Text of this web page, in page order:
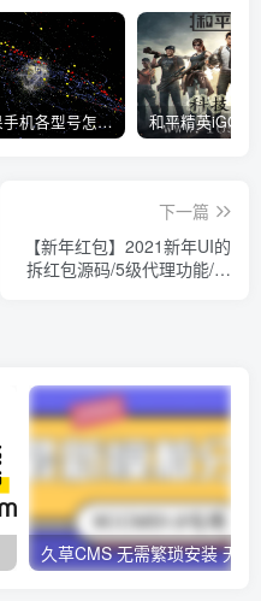
从苹果手机各型号怎么越狱到怎么开科技完整教程
下一篇
【新年红包】2021新年UI的
拆红包源码/5级代理功能/会